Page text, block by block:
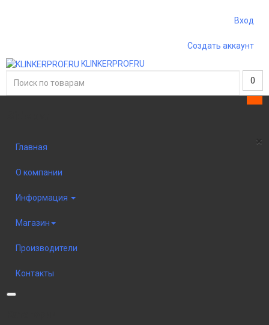
Вход
Создать аккаунт
KLINKERPROF.RU
0
×
Главная
О компании
Информация
Магазин
Производители
Контакты